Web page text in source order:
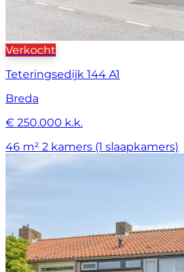
Verkocht
Teteringsedijk 144 A1
Breda
€ 250.000 k.k.
46 m² 2 kamers (1 slaapkamers)